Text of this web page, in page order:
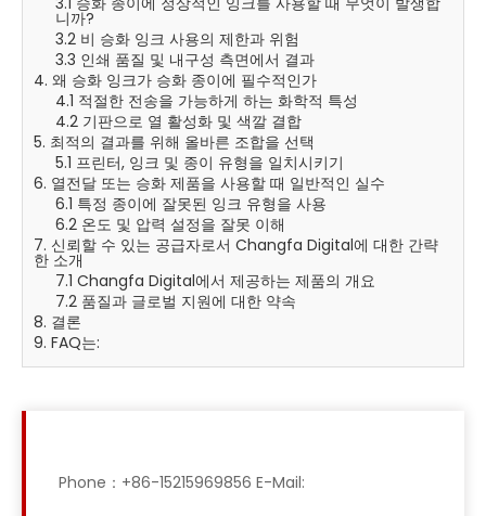
니까?
3.2 비 승화 잉크 사용의 제한과 위험
3.3 인쇄 품질 및 내구성 측면에서 결과
4. 왜 승화 잉크가 승화 종이에 필수적인가
4.1 적절한 전송을 가능하게 하는 화학적 특성
4.2 기판으로 열 활성화 및 색깔 결합
5. 최적의 결과를 위해 올바른 조합을 선택
5.1 프린터, 잉크 및 종이 유형을 일치시키기
6. 열전달 또는 승화 제품을 사용할 때 일반적인 실수
6.1 특정 종이에 잘못된 잉크 유형을 사용
6.2 온도 및 압력 설정을 잘못 이해
7. 신뢰할 수 있는 공급자로서 Changfa Digital에 대한 간략
한 소개
7.1 Changfa Digital에서 제공하는 제품의 개요
7.2 품질과 글로벌 지원에 대한 약속
8. 결론
9. FAQ는:
Phone：+86-15215969856 E-Mail: